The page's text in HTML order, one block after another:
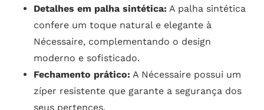
Detalhes em palha sintética: A palha sintética
confere um toque natural e elegante à
Nécessaire, complementando o design
moderno e sofisticado.
Fechamento prático: A Nécessaire possui um
zíper resistente que garante a segurança dos
seus pertences.